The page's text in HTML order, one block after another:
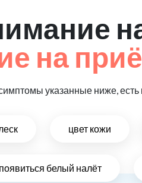
на
указанные ниже,
цвет кожи
белый налёт